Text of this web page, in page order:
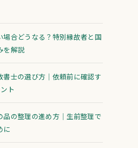
場合どうなる？特別縁故者と国
を解説
書士の選び方｜依頼前に確認す
ト
品の整理の進め方｜生前整理で
に